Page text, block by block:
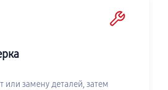
замену деталей, затем